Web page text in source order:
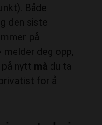
Både
den siste
på
melder deg opp,
nytt må du ta
for å